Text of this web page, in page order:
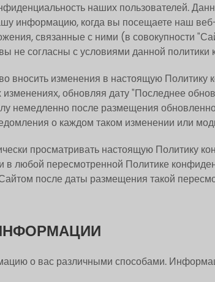
наших пользователей.
информацию, когда вы посещаете наш
связанные с ними (в совокупности
не согласны с условиями данной политики
вносить изменения в настоящую
обновляя дату "Последнее
немедленно после размещения
о каждом таком изменении или
просматривать настоящую Политику
любой пересмотренной Политике
после даты размещения такой
о вас различными способами.